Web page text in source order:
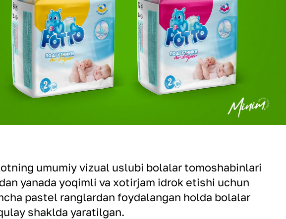
umumiy vizual uslubi bolalar tomoshabinlari
yanada yoqimli va xotirjam idrok etishi uchun
pastel ranglardan foydalangan holda bolalar
shaklda yaratilgan.